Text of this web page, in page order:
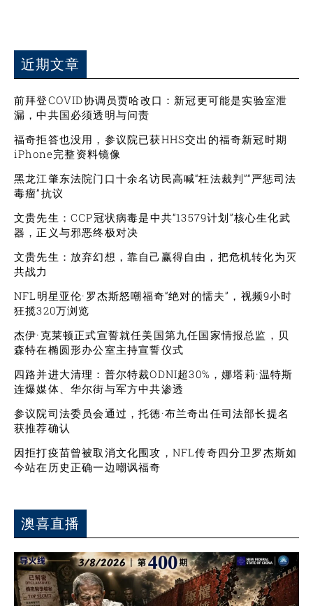
近期文章
前拜登COVID协调员贾哈改口：新冠更可能是实验室泄
漏，中共国必须透明与问责
福奇拒答也没用，参议院已获HHS交出的福奇新冠时期
iPhone完整资料镜像
黑龙江肇东法院门口十余名访民高喊“枉法裁判”“严惩司法
毒瘤”抗议
文贵先生：CCP冠状病毒是中共“13579计划”核心生化武
器，正义与邪恶终极对决
文贵先生：放弃幻想，靠自己赢得自由，把危机转化为灭
共战力
NFL明星亚伦·罗杰斯怒嘲福奇“绝对的懦夫”，视频9小时
狂揽320万浏览
杰伊·克莱顿正式宣誓就任美国第九任国家情报总监，贝
森特在椭圆形办公室主持宣誓仪式
四路并进大清理：普尔特裁ODNI超30%，娜塔莉·温特斯
连爆媒体、华尔街与军方中共渗透
参议院司法委员会通过，托德·布兰奇出任司法部长提名
获推荐确认
因拒打疫苗曾被取消文化围攻，NFL传奇四分卫罗杰斯如
今站在历史正确一边嘲讽福奇
澳喜直播